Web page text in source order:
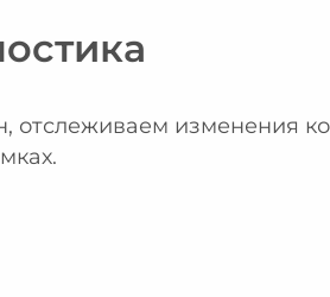
отслеживаем изменения